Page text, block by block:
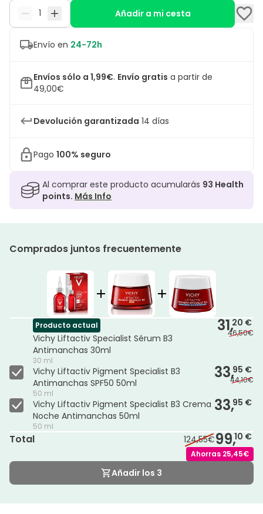
Añadir a mi cesta
Envío en 24-72h
Envíos sólo a 1,99€. Envío gratis a partir de
49,00€
Devolución garantizada 14 días
Pago 100% seguro
Al comprar este producto acumularás 93 Health
points. Más Info
Comprados juntos frecuentemente
Producto actual
Vichy Liftactiv Specialist Sérum B3
Antimanchas 30ml
30 ml
31,20 €
46,50€
Vichy Liftactiv Pigment Specialist B3
Antimanchas SPF50 50ml
50 ml
33,95 €
44,10€
Vichy Liftactiv Pigment Specialist B3 Crema
Noche Antimanchas 50ml
50 ml
33,95 €
Total 124,55€99,10 €
Ahorras 25,45€
Añadir los 3